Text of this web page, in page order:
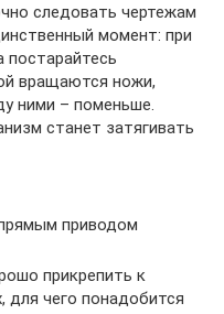
следовать чертежам
момент: при
постарайтесь
вращаются ножи,
ними – поменьше.
станет затягивать
приводом
прикрепить к
для чего понадобится